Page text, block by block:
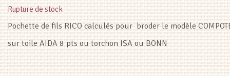
Rupture de stock
Pochette de fils RICO calculés pour broder le modèle
sur toile AIDA 8 pts ou torchon ISA ou BONN